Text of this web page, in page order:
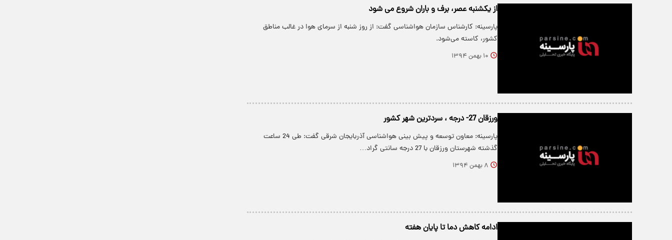
از یکشنبه عصر، برف و باران شروع می شود
پارسینه: کارشناس سازمان هواشناسی گفت: از روز شنبه از سرمای هوا در غالب مناطق
کشور، کاسته می‌شود.
۱۰ بهمن ۱۳۹۴
ورزقان 27- درجه ، سردترین شهر کشور
پارسینه: معاون توسعه و پیش بینی هواشناسی آذربایجان شرقی گفت: طی 24 ساعت
گذشته شهرستان ورزقان با 27 درجه سانتی گراد…
۸ بهمن ۱۳۹۴
ادامه کاهش دما تا پایان هفته